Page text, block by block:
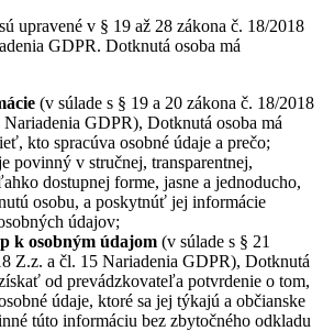
upravené v § 19 až 28 zákona č. 18/2018
GDPR. Dotknutá osoba má
(v súlade s § 19 a 20 zákona č. 18/2018
GDPR), Dotknutá osoba má
kto spracúva osobné údaje a prečo;
povinný v stručnej, transparentnej,
dostupnej forme, jasne a jednoducho,
osobu, a poskytnúť jej informácie
údajov;
k osobným údajom (v súlade s § 21
Z.z. a čl. 15 Nariadenia GDPR), Dotknutá
od prevádzkovateľa potvrdenie o tom,
údaje, ktoré sa jej týkajú a občianske
túto informáciu bez zbytočného odkladu